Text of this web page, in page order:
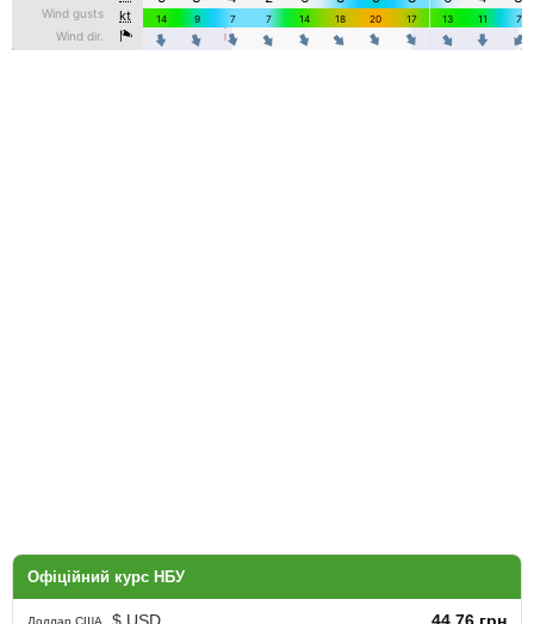
Офіційний курс НБУ
Доллар США $ USD 44.76 грн